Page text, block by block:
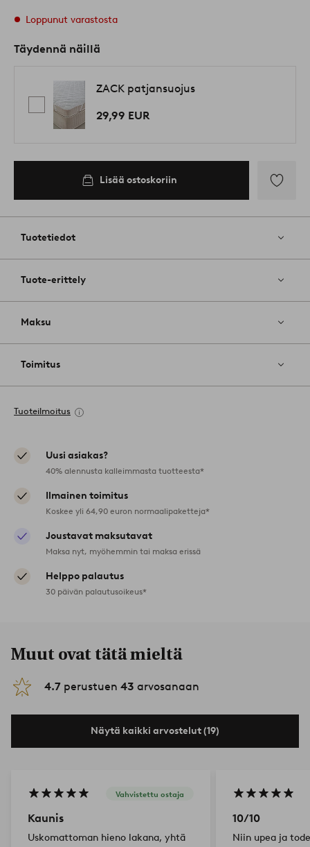
Loppunut varastosta
Täydennä näillä
ZACK patjansuojus
29,99 EUR
Lisää ostoskoriin
Tuotetiedot
Tuote-erittely
Maksu
Toimitus
Tuoteilmoitus
Uusi asiakas?
40% alennusta kalleimmasta tuotteesta*
Ilmainen toimitus
Koskee yli 64,90 euron normaalipaketteja*
Joustavat maksutavat
Maksa nyt, myöhemmin tai maksa erissä
Helppo palautus
30 päivän palautusoikeus*
Muut ovat tätä mieltä
4.7 perustuen 43 arvosanaan
Näytä kaikki arvostelut (19)
Vahvistettu ostaja
Kaunis
Uskomattoman hieno lakana, yhtä
10/10
Niin upea ja